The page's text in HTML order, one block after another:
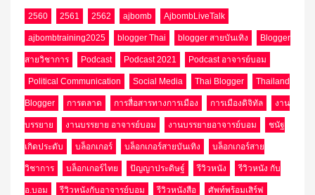
2560 2561 2562 ajbomb AjbombLiveTalk
ajbombtraining2025 blogger Thai blogger สายบันเทิง Blogger
สายวิชาการ Podcast Podcast 2021 Podcast อาจารย์บอม
Political Communication Social Media Thai Blogger Thailand
Blogger การตลาด การสื่อสารทางการเมือง การเมืองดิจิทัล งาน
บรรยาย งานบรรยาย อาจารย์บอม งานบรรยายอาจารย์บอม ชนัฐ
เกิดประดับ บล็อกเกอร์ บล็อกเกอร์สายบันเทิง บล็อกเกอร์สาย
วิชาการ บล็อกเกอร์ไทย ปัญญาประดิษฐ์ รีวิวหนัง รีวิวหนัง กับ
อ.บอม รีวิวหนังกับอาจารย์บอม รีวิวหนังสือ ศัพท์พร้อมเสิร์ฟ